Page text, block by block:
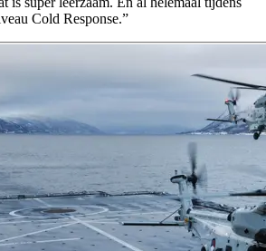
Cold Response.”